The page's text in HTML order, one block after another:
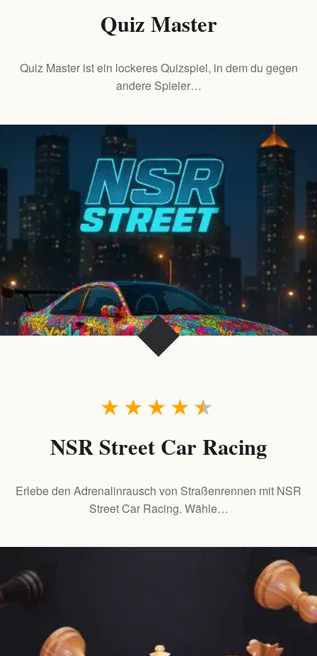
Quiz Master
Quiz Master ist ein lockeres Quizspiel, in dem du gegen
andere Spieler…
★
★
★
★
★
NSR Street Car Racing
Erlebe den Adrenalinrausch von Straßenrennen mit NSR
Street Car Racing. Wähle…